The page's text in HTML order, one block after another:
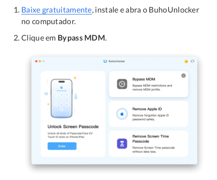
Baixe gratuitamente, instale e abra o BuhoUnlocker
no computador.
Clique em Bypass MDM.